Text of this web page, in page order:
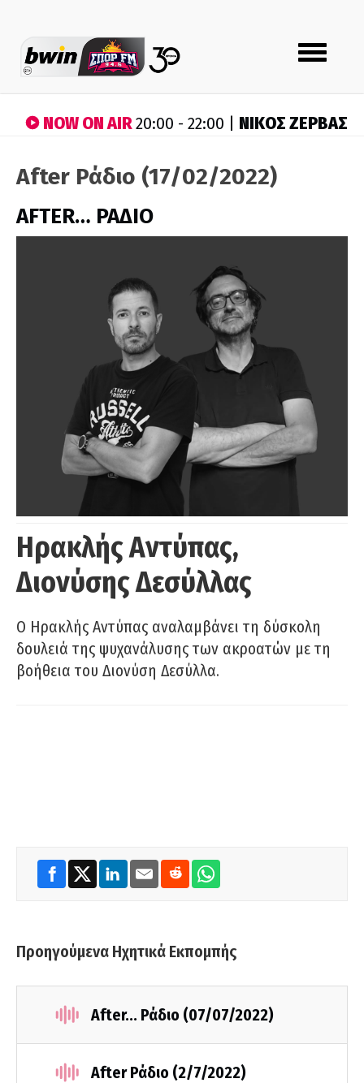
Toggle
navigation
NOW ON AIR20:00 - 22:00 | ΝΙΚΟΣ ΖΕΡΒΑΣ
After Ράδιο (17/02/2022)
AFTER… ΡΑΔΙΟ
Ηρακλής Αντύπας,
Διονύσης Δεσύλλας
Ο Ηρακλής Αντύπας αναλαμβάνει τη δύσκολη
δουλειά της ψυχανάλυσης των ακροατών με τη
βοήθεια του Διονύση Δεσύλλα.
Προηγούμενα Ηχητικά Εκπομπής
Αfter... Ράδιο (07/07/2022)
After Ράδιο (2/7/2022)